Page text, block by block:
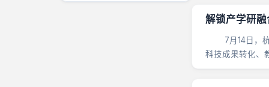
解锁产学研
7月14日，杭
科技成果转化、
任王龙华，九三